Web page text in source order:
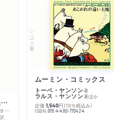
ミシェル・フーコー講義集成１０ 主体性と真理
─コレージュ・ド・フランス講義１９８０－１９８１年度
訳
シリーズ・全集
トーベ・ヤンソン著
ラルス・ヤンソン著ほか
定価:1,540円 （10％税込み）
ISBN:978-4-480-77042-4